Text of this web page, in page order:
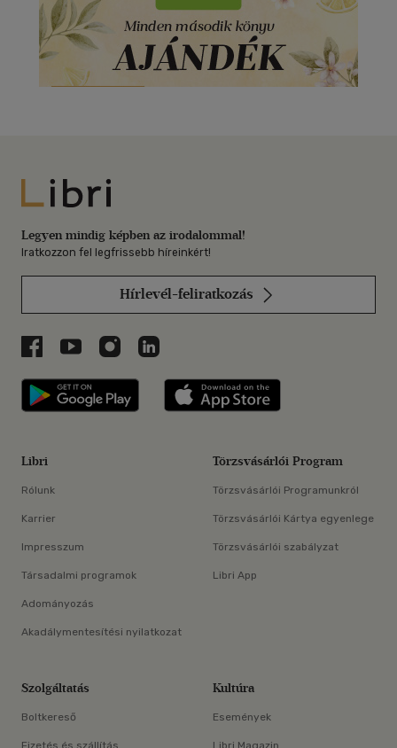
Libri
Legyen mindig képben az irodalommal!
Iratkozzon fel legfrissebb híreinkért!
Hírlevél-feliratkozás
Libri a Facebookon
Libri a Youtube-on
Libri az Instagramon
Libri a LinkedInen
Libri applikáció Szerezd meg: Google
Libri
Rólunk
Karrier
Impresszum
Társadalmi programok
Adományozás
Akadálymentesítési nyilatkozat
Törzsvásárlói Program
Törzsvásárlói Programunkról
Törzsvásárlói Kártya egyenlege
Törzsvásárlói szabályzat
Libri App
Szolgáltatás
Boltkereső
Kultúra
Események